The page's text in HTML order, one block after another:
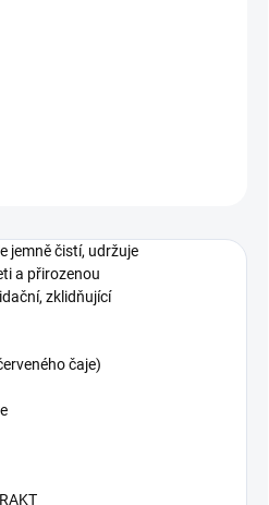
jemně čistí, udržuje
a přirozenou
zklidňující
čaje)